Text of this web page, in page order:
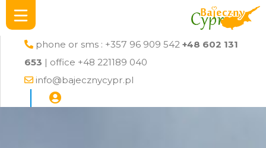
phone or sms : +357 96 909 542 +48 602 131
653 | office +48 221189 040
info@bajecznycypr.pl